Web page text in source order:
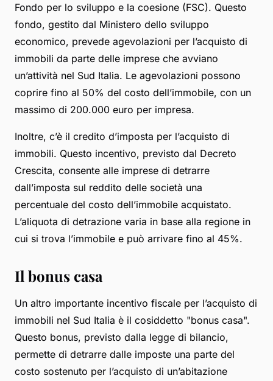
Fondo per lo sviluppo e la coesione (FSC). Questo
fondo, gestito dal Ministero dello sviluppo
economico, prevede agevolazioni per l’acquisto di
immobili da parte delle imprese che avviano
un’attività nel Sud Italia. Le agevolazioni possono
coprire fino al 50% del costo dell’immobile, con un
massimo di 200.000 euro per impresa.
Inoltre, c’è il credito d’imposta per l’acquisto di
immobili. Questo incentivo, previsto dal Decreto
Crescita, consente alle imprese di detrarre
dall’imposta sul reddito delle società una
percentuale del costo dell’immobile acquistato.
L’aliquota di detrazione varia in base alla regione in
cui si trova l’immobile e può arrivare fino al 45%.
Il bonus casa
Un altro importante incentivo fiscale per l’acquisto di
immobili nel Sud Italia è il cosiddetto "bonus casa".
Questo bonus, previsto dalla legge di bilancio,
permette di detrarre dalle imposte una parte del
costo sostenuto per l’acquisto di un’abitazione